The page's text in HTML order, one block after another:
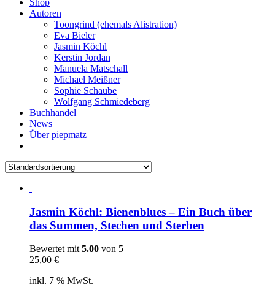
Shop
Autoren
Toongrind (ehemals Alistration)
Eva Bieler
Jasmin Köchl
Kerstin Jordan
Manuela Matschall
Michael Meißner
Sophie Schaube
Wolfgang Schmiedeberg
Buchhandel
News
Über piepmatz
Jasmin Köchl: Bienenblues – Ein Buch über
das Summen, Stechen und Sterben
Bewertet mit5.00 von 5
25,00 €
inkl. 7 % MwSt.